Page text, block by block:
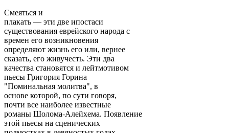
Смеяться и
плакать — эти две ипостаси
существования еврейского народа с
времен его возникновения
определяют жизнь его или, вернее
сказать, его живучесть. Эти два
качества становятся и лейтмотивом
пьесы Григория Горина
"Поминальная молитва", в
основе которой, по сути говоря,
почти все наиболее известные
романы Шолома-Алейхема. Появление
этой пьесы на сценических